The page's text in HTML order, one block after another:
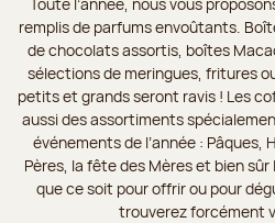
remplis de parfums envoûtants.
de chocolats assortis, boîtes
sélections de meringues, fritures
petits et grands seront ravis ! Les
aussi des assortiments
événements de l’année : Pâques,
Pères, la fête des Mères et bien
que ce soit pour offrir ou pour
trouverez forcément